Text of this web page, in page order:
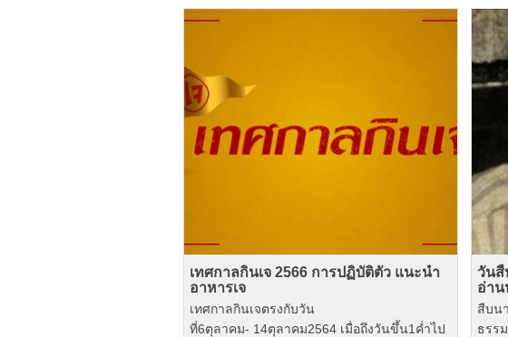
เทศกาลกินเจ 2566 การปฏิบัติตัว แนะนำ
อาหารเจ
เทศกาลกินเจตรงกับวัน
ที่6ตุลาคม- 14ตุลาคม2564 เมื่อถึงวันขึ้น1ค่ำไป
วันสื
อ่าน
สืบน
ธรร